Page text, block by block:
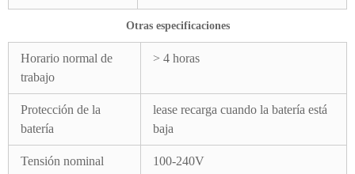
Otras especificaciones
Horario normal de
trabajo
> 4 horas
Protección de la
batería
lease recarga cuando la batería está
baja
Tensión nominal 100-240V